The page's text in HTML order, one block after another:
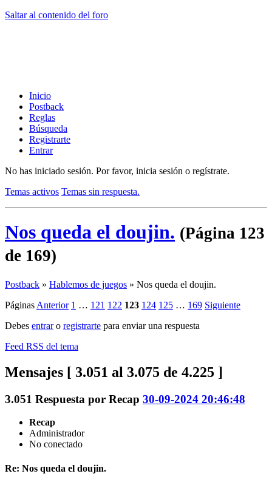
Saltar al contenido del foro
Inicio
Postback
Reglas
Búsqueda
Registrarte
Entrar
No has iniciado sesión. Por favor, inicia sesión o regístrate.
Temas activos Temas sin respuesta.
Nos queda el doujin. (Página 123
de 169)
Postback » Hablemos de juegos » Nos queda el doujin.
Páginas Anterior 1 … 121 122 123 124 125 … 169 Siguiente
Debes entraro registrarte para enviar una respuesta
Feed RSS del tema
Mensajes [ 3.051 al 3.075 de 4.225 ]
3.051 Respuesta por Recap 30-09-2024 20:46:48
Recap
Administrador
No conectado
Re: Nos queda el doujin.